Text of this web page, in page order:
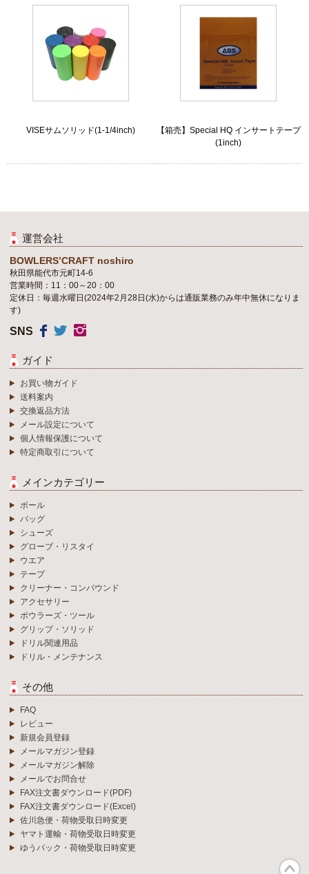
VISEサムソリッド(1-1/4inch)
【箱売】Special HQ インサートテープ
(1inch)
運営会社
BOWLERS’CRAFT noshiro
秋田県能代市元町14-6
営業時間：11：00～20：00
定休日：毎週水曜日(2024年2月28日(水)からは通販業務のみ年中無休になりま
す)
SNS
ガイド
お買い物ガイド
送料案内
交換返品方法
メール設定について
個人情報保護について
特定商取引について
メインカテゴリー
ボール
バッグ
シューズ
グローブ・リスタイ
ウエア
テープ
クリーナー・コンパウンド
アクセサリー
ボウラーズ・ツール
グリップ・ソリッド
ドリル関連用品
ドリル・メンテナンス
その他
FAQ
レビュー
新規会員登録
メールマガジン登録
メールマガジン解除
メールでお問合せ
FAX注文書ダウンロード(PDF)
FAX注文書ダウンロード(Excel)
佐川急便・荷物受取日時変更
ヤマト運輸・荷物受取日時変更
ゆうパック・荷物受取日時変更